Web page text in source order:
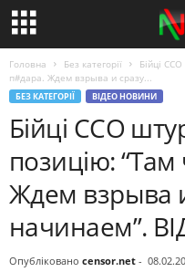
Головна Без категорії
Бійці
п#дара. Ждем взрыва и сразу...
БЕЗ КАТЕГОРІЇ ВІДЕО НОВИНИ
Бійці ССО
позицію:
Ждем взрыва
начинаем”.
Опубліковано censor.net -